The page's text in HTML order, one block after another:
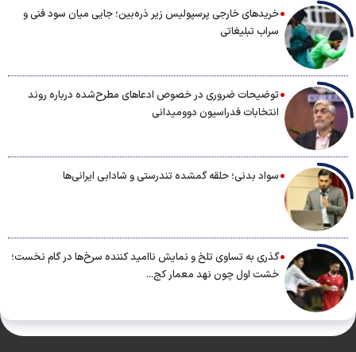
خریدهای خارجی پرسپولیس زیر ذره‌بین؛ جایی میان سود فنی و
سراب تبلیغاتی
توضیحات ضروری در خصوص ادعاهای مطرح‌شده درباره روند
انتخابات فدراسیون دوومیدانی
سواد بدنی؛ حلقه گمشده تندرستی و شادابی ایرانی‌ها
گذری به تساوی تلخ و نمایش ناامید کننده سرخ‌ها در گام نخست؛
خشت اول چون نهد معمار کج...